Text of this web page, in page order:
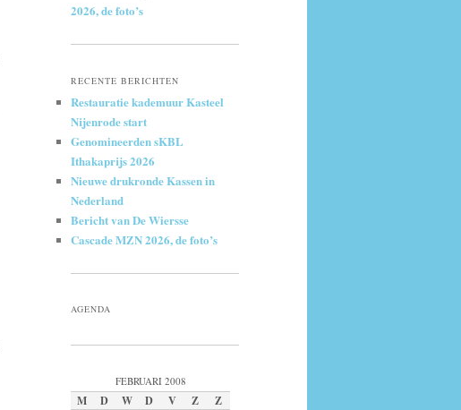
2026, de foto’s
RECENTE BERICHTEN
Restauratie kademuur Kasteel
Nijenrode start
Genomineerden sKBL
Ithakaprijs 2026
Nieuwe drukronde Kassen in
Nederland
Bericht van De Wiersse
Cascade MZN 2026, de foto’s
AGENDA
FEBRUARI 2008
M D W D V Z
Z